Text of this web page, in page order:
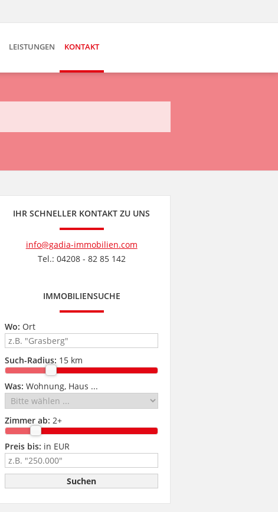
LEISTUNGEN KONTAKT
IHR SCHNELLER KONTAKT ZU UNS
info@gadia-immobilien.com
Tel.: 04208 - 82 85 142
IMMOBILIENSUCHE
Wo: Ort
Such-Radius: 15 km
Was: Wohnung, Haus ...
Zimmer ab: 2+
Preis bis: in EUR